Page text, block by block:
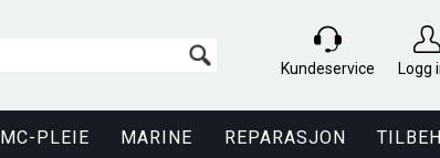
Kundeservice Logg
MC-PLEIE MARINE REPARASJON